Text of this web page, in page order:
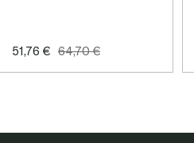
Prix
51,76 € Prix
64,70 €